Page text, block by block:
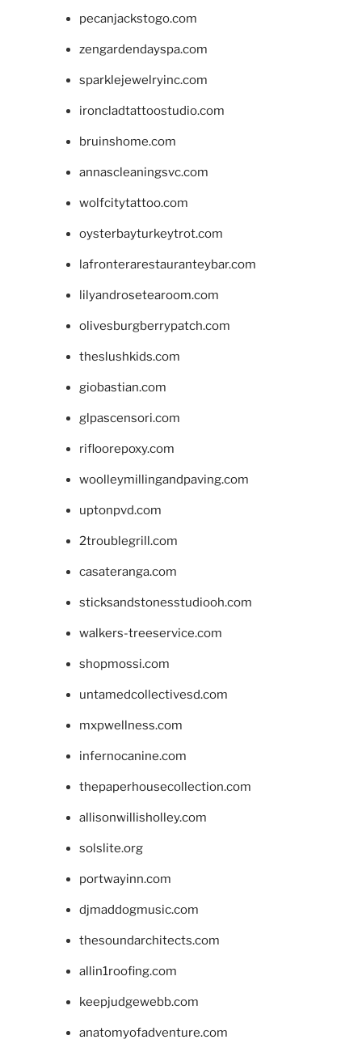
pecanjackstogo.com
zengardendayspa.com
sparklejewelryinc.com
ironcladtattoostudio.com
bruinshome.com
annascleaningsvc.com
wolfcitytattoo.com
oysterbayturkeytrot.com
lafronterarestauranteybar.com
lilyandrosetearoom.com
olivesburgberrypatch.com
theslushkids.com
giobastian.com
glpascensori.com
rifloorepoxy.com
woolleymillingandpaving.com
uptonpvd.com
2troublegrill.com
casateranga.com
sticksandstonesstudiooh.com
walkers-treeservice.com
shopmossi.com
untamedcollectivesd.com
mxpwellness.com
infernocanine.com
thepaperhousecollection.com
allisonwillisholley.com
solslite.org
portwayinn.com
djmaddogmusic.com
thesoundarchitects.com
allin1roofing.com
keepjudgewebb.com
anatomyofadventure.com